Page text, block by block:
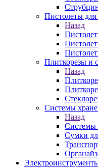
Пистолеты
Назад
Плиткорезы и
Назад
Системы
Назад
Системы
Сумки